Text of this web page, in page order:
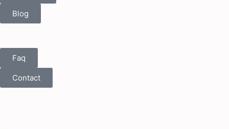
Blog
Faq
Contact